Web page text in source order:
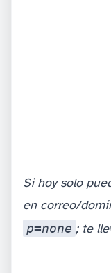
Si hoy solo
en correo/
p=none ; te